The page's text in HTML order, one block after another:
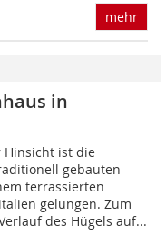
mehr
in
Hinsicht ist die
gebauten
terrassierten
gelungen. Zum
des Hügels auf...